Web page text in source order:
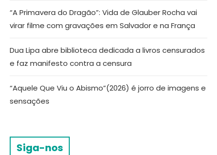
“A Primavera do Dragão”: Vida de Glauber Rocha vai
virar filme com gravações em Salvador e na França
Dua Lipa abre biblioteca dedicada a livros censurados
e faz manifesto contra a censura
“Aquele Que Viu o Abismo”(2026) é jorro de imagens e
sensações
Siga-nos